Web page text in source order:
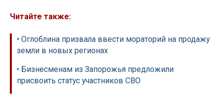
Читайте также:
• Оглоблина призвала ввести мораторий на продажу
земли в новых регионах
• Бизнесменам из Запорожья предложили
присвоить статус участников СВО